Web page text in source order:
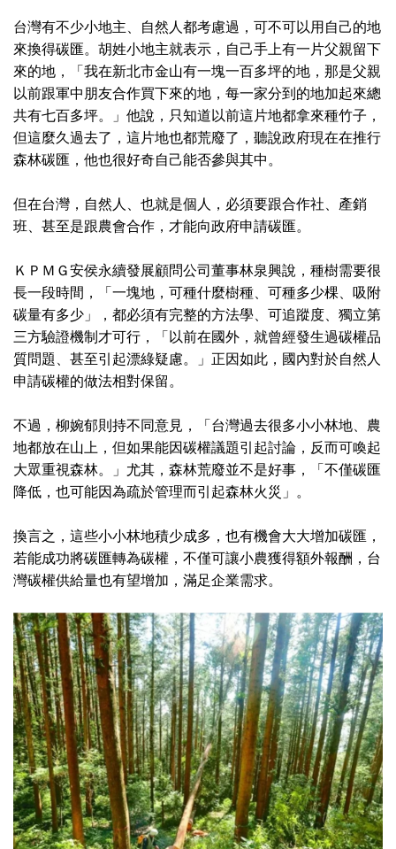
台灣有不少小地主、自然人都考慮過，可不可以用自己的地
來換得碳匯。胡姓小地主就表示，自己手上有一片父親留下
來的地，「我在新北市金山有一塊一百多坪的地，那是父親
以前跟軍中朋友合作買下來的地，每一家分到的地加起來總
共有七百多坪。」他說，只知道以前這片地都拿來種竹子，
但這麼久過去了，這片地也都荒廢了，聽說政府現在在推行
森林碳匯，他也很好奇自己能否參與其中。
但在台灣，自然人、也就是個人，必須要跟合作社、產銷
班、甚至是跟農會合作，才能向政府申請碳匯。
ＫＰＭＧ安侯永續發展顧問公司董事林泉興說，種樹需要很
長一段時間，「一塊地，可種什麼樹種、可種多少棵、吸附
碳量有多少」，都必須有完整的方法學、可追蹤度、獨立第
三方驗證機制才可行，「以前在國外，就曾經發生過碳權品
質問題、甚至引起漂綠疑慮。」正因如此，國內對於自然人
申請碳權的做法相對保留。
不過，柳婉郁則持不同意見，「台灣過去很多小小林地、農
地都放在山上，但如果能因碳權議題引起討論，反而可喚起
大眾重視森林。」尤其，森林荒廢並不是好事，「不僅碳匯
降低，也可能因為疏於管理而引起森林火災」。
換言之，這些小小林地積少成多，也有機會大大增加碳匯，
若能成功將碳匯轉為碳權，不僅可讓小農獲得額外報酬，台
灣碳權供給量也有望增加，滿足企業需求。